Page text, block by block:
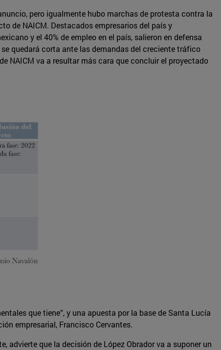
pero igualmente hubo marchas de protesta contra la
de NAICM. Destacados empresarios del país y
y el 40% de empleo en el país, salieron en defensa
quedará corta ante las demandas del creciente tráfico
NAICM va a resultar más cara que concluir el proyectado
que tiene”, y una apuesta por la base de Santa Lucía
empresarial, Francisco Cervantes.
advierte que la decisión de López Obrador va a suponer un